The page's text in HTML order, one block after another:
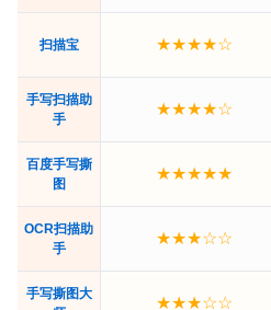
扫描宝 ★★★★☆
手写扫描助
手
★★★★☆
百度手写撕
图
★★★★★
OCR扫描助
手
★★★☆☆
手写撕图大
★★★☆☆